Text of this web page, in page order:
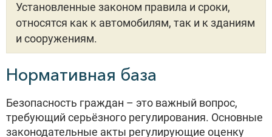
Установленные законом правила и сроки,
относятся как к автомобилям, так и к зданиям
и сооружениям.
Нормативная база
Безопасность граждан – это важный вопрос,
требующий серьёзного регулирования. Основные
законодательные акты регулирующие оценку